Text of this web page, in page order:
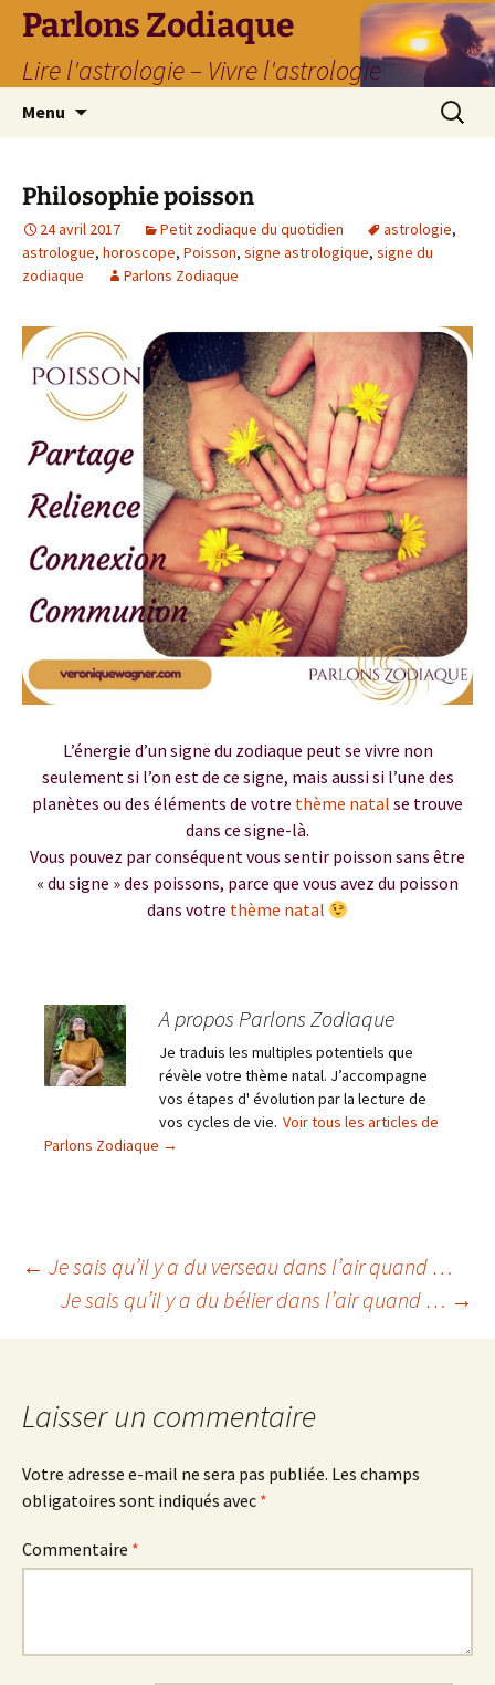
Parlons Zodiaque
Lire l'astrologie – Vivre l'astrologie
Menu
Philosophie poisson
24 avril 2017 Petit zodiaque du quotidien astrologie,
astrologue, horoscope, Poisson, signe astrologique, signe du
zodiaque
Parlons Zodiaque
L’énergie d’un signe du zodiaque peut se vivre non
seulement si l’on est de ce signe, mais aussi si l’une des
planètes ou des éléments de votre thème natal se trouve
dans ce signe-là.
Vous pouvez par conséquent vous sentir poisson sans être
« du signe » des poissons, parce que vous avez du poisson
dans votre thème natal
A propos Parlons Zodiaque
Je traduis les multiples potentiels que
révèle votre thème natal. J’accompagne
vos étapes d' évolution par la lecture de
vos cycles de vie. Voir tous les articles de
Parlons Zodiaque →
Navigation
des
articles
← Je sais qu’il y a du verseau dans l’air quand …
Je sais qu’il y a du bélier dans l’air quand … →
Laisser un commentaire
Votre adresse e-mail ne sera pas publiée. Les champs
obligatoires sont indiqués avec *
Commentaire *